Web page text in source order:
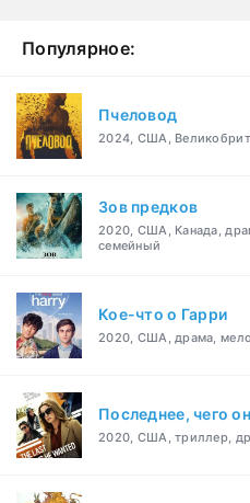
Популярное:
Пчеловод
2024, США,
Зов предков
2020, США, Канада,
семейный
Кое-что о Гарри
2020, США, драма,
Последнее, чего
2020, США, триллер,